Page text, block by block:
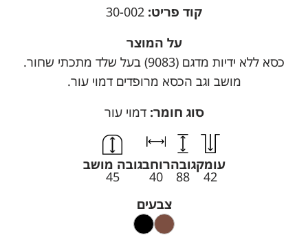
קוד פריט: 30-002
על המוצר
כסא ללא ידיות מדגם (9083) בעל שלד מתכתי שחור.
מושב וגב הכסא מרופדים דמוי עור.
סוג חומר:דמוי עור
עומק
42
גובה
88
רוחב
40
גובה מושב
45
צבעים